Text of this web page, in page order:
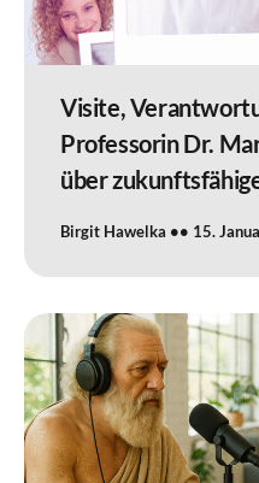
Visite,
Professorin Dr.
über
Birgit Hawelka 15.